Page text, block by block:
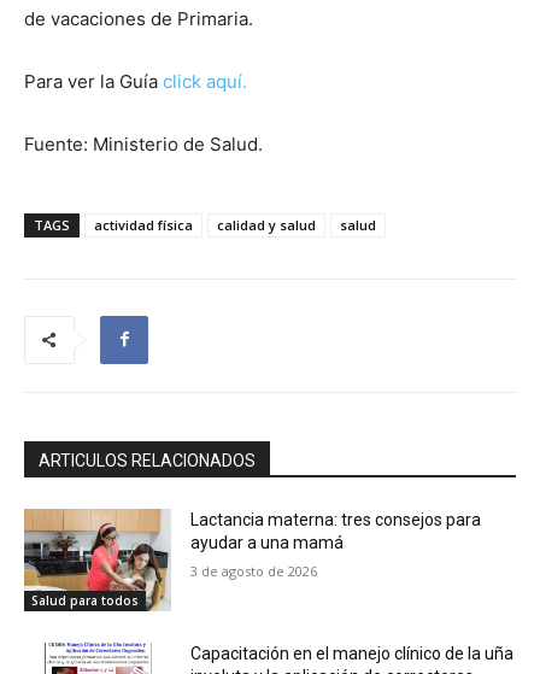
de vacaciones de Primaria.
Para ver la Guía click aquí.
Fuente: Ministerio de Salud.
TAGS actividad física calidad y salud salud
ARTICULOS RELACIONADOS
Salud para todos
Lactancia materna: tres consejos para
ayudar a una mamá
3 de agosto de 2026
Capacitación en el manejo clínico de la uña